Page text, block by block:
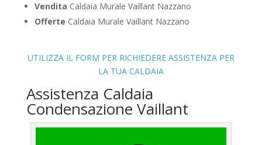
Vendita Caldaia Murale Vaillant Nazzano
Offerte Caldaia Murale Vaillant Nazzano
UTILIZZA IL FORM PER RICHIEDERE ASSISTENZA PER
LA TUA CALDAIA
Assistenza Caldaia
Condensazione Vaillant